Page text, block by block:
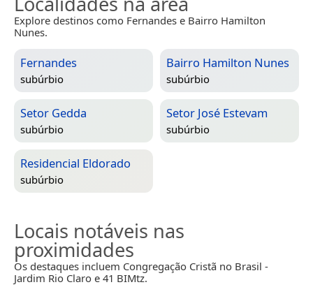
Explore destinos como Fernandes e Bairro Hamilton
Nunes.
Fernandes
subúrbio
Bairro Hamilton Nunes
subúrbio
Setor Gedda
subúrbio
Setor José Estevam
subúrbio
Residencial Eldorado
subúrbio
Locais notáveis nas
proximidades
Os destaques incluem Congregação Cristã no Brasil -
Jardim Rio Claro e 41 BIMtz.